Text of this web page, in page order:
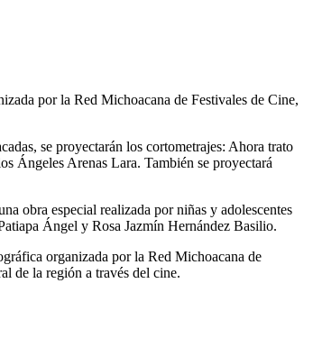
por la Red Michoacana de Festivales de Cine,
se proyectarán los cortometrajes: Ahora trato
Ángeles Arenas Lara. También se proyectará
obra especial realizada por niñas y adolescentes
Ángel y Rosa Jazmín Hernández Basilio.
organizada por la Red Michoacana de
de la región a través del cine.